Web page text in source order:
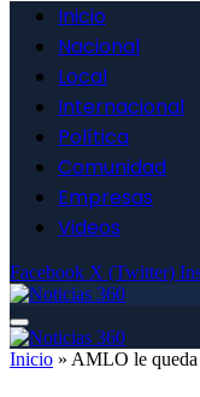
Inicio
Nacional
Local
Internacional
Política
Comunidad
Empresas
Videos
Facebook X (Twitter)
Inicio » AMLO le queda